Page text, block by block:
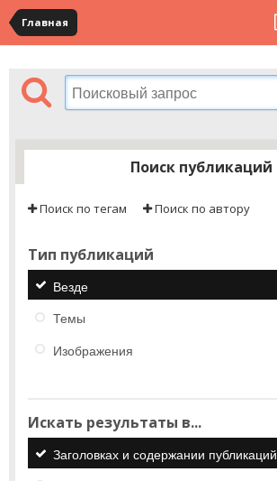
Главная
Поиск публикаций
Поиск по тегам Поиск по автору
Тип публикаций
Везде
Темы
Изображения
Искать результаты в...
Заголовках и содержании публикаций